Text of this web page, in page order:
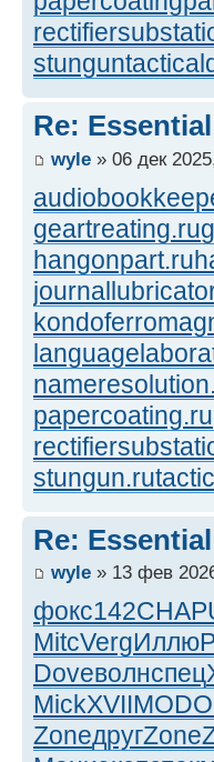
stungun
Re:
wyle » 06 дек
geartreating.ru
hangonpart.ru
papercoating.ru
stungun.ru
Re:
wyle » 13 фев
фокс142CHAP
MitcVergИллю
Doveволнспец
MickXVIIMODO
ZoneдругZone